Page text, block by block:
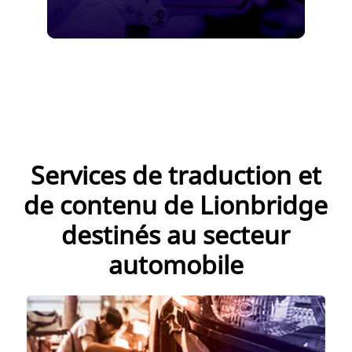
Expérience approfondie avec les
Services de traduction et
de contenu de Lionbridge
destinés au secteur
automobile